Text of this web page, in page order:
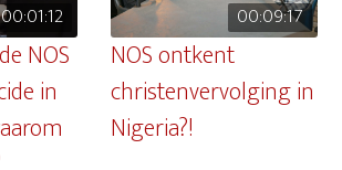
00:01:12
NOS
in
00:09:17
NOS ontkent
christenvervolging in
Nigeria?!